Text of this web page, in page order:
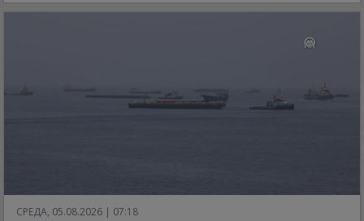
СРЕДА, 05.08.2026 | 07:18